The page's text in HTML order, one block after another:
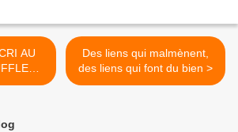
Des liens qui malmènent,
des liens qui font du bien >